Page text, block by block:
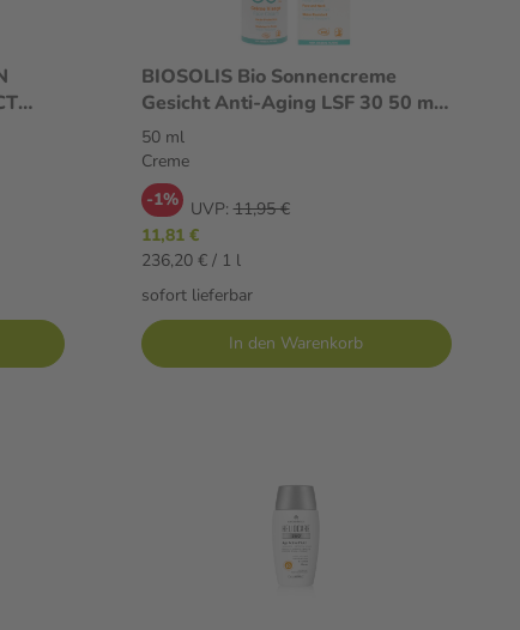
BIOSOLIS Bio Sonnencreme
Gesicht Anti-Aging LSF 30 50 ml
Creme
50 ml
Creme
-1%
UVP: 11,95 €
11,81 €
236,20 € / 1 l
sofort lieferbar
In den Warenkorb